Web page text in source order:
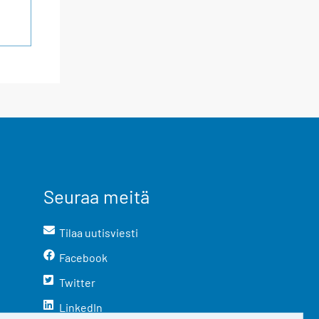
Seuraa meitä
Tilaa uutisviesti
Facebook
Twitter
LinkedIn